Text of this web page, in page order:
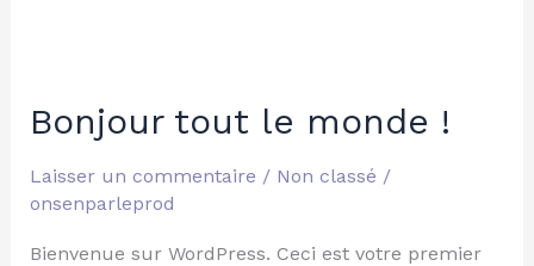
Bonjour tout le monde !
Laisser un commentaire / Non classé /
onsenparleprod
Bienvenue sur WordPress. Ceci est votre premier
Bonjour
le
monde !